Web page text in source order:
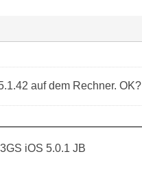
auf dem Rechner. OK?
iOS 5.0.1 JB